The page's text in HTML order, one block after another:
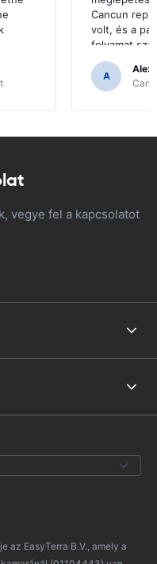
Cancun
volt, és a
folyamat
kezelték.
A
Alex
vegye fel a kapcsolatot
az EasyTerra B.V., amely a